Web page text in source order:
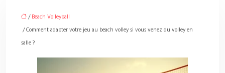
/Beach Volleyball
/ Comment adapter votre jeu au beach volley si vous venez du volley en
salle ?